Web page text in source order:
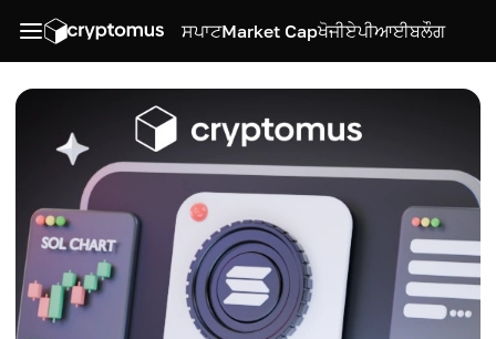
ਸਪਾਟMarket Capਖੋਜੀਏਪੀਆਈਬਲੌਗ